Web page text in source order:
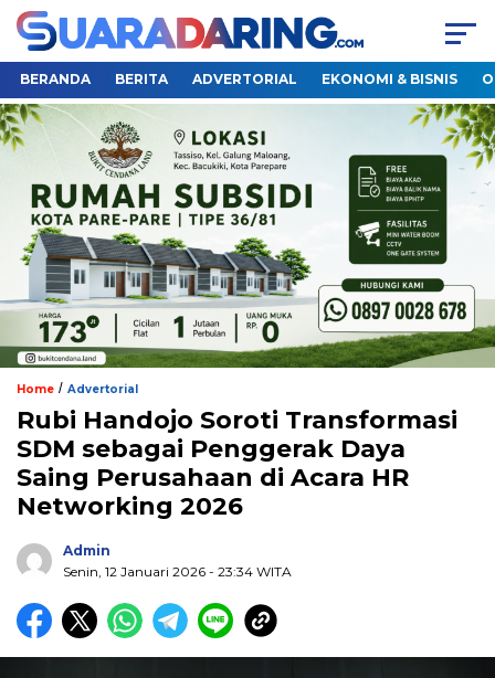
BERANDA BERITA ADVERTORIAL EKONOMI & BISNIS
Home / Advertorial
Rubi Handojo Soroti Transformasi
SDM sebagai Penggerak Daya
Saing Perusahaan di Acara HR
Networking 2026
Admin
Senin, 12 Januari 2026 - 23:34 WITA